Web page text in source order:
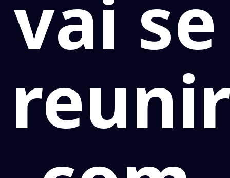
vai se